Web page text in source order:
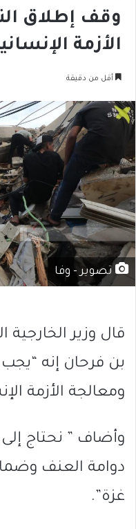
وقف إطلاق
الأزمة
أقل من دقيقة
تصوير - وفا
قال وزير
بن فرحان إنه
ومعالجة الأزمة
وأضاف ” نحتاج
دوامة العنف
غزة”.